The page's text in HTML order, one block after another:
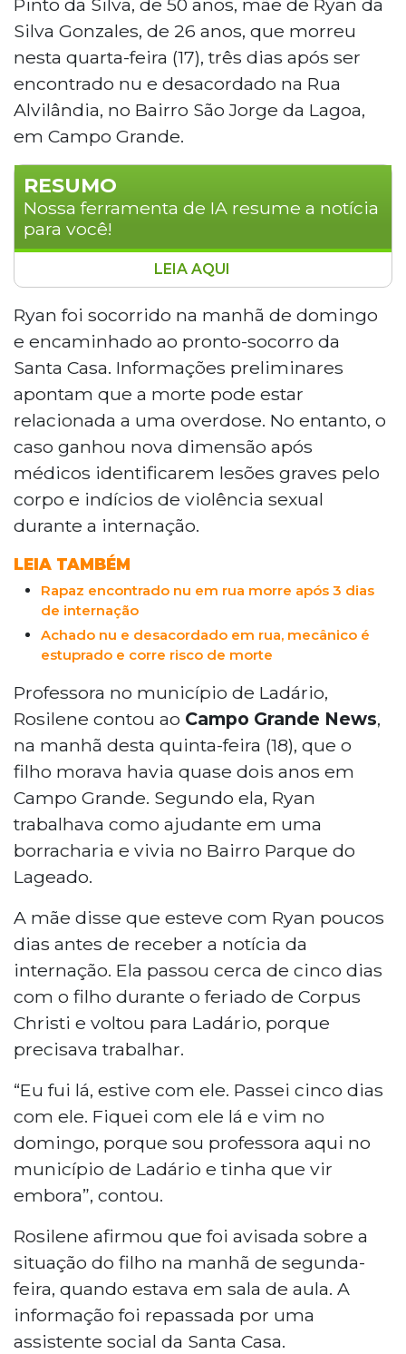
Silva Gonzales, de 26 anos, que morreu
nesta quarta-feira (17), três dias após ser
encontrado nu e desacordado na Rua
Alvilândia, no Bairro São Jorge da Lagoa,
em Campo Grande.
RESUMO
Nossa ferramenta de IA resume a notícia
para você!
Ryan da Silva Gonzales, de 26 anos,
morreu na quarta-feira (17) após três dias
internado na Santa Casa de Campo
Grande. Ele foi encontrado nu e
desacordado na Rua Alvilândia, no Bairro
São Jorge da Lagoa. Exames apontaram
lesões graves e indícios de violência
sexual. A mãe, Rosilene Silva, de 50 anos,
cobra justiça e pretende entregar o
celular do filho à polícia. O caso é
investigado pela 6ª Delegacia de Polícia
Civil.
LEIA AQUI
Ryan foi socorrido na manhã de domingo
e encaminhado ao pronto-socorro da
Santa Casa. Informações preliminares
apontam que a morte pode estar
relacionada a uma overdose. No entanto, o
caso ganhou nova dimensão após
médicos identificarem lesões graves pelo
corpo e indícios de violência sexual
durante a internação.
LEIA TAMBÉM
Rapaz encontrado nu em rua morre após 3 dias
de internação
Achado nu e desacordado em rua, mecânico é
estuprado e corre risco de morte
Professora no município de Ladário,
Rosilene contou ao Campo Grande News,
na manhã desta quinta-feira (18), que o
filho morava havia quase dois anos em
Campo Grande. Segundo ela, Ryan
trabalhava como ajudante em uma
borracharia e vivia no Bairro Parque do
Lageado.
A mãe disse que esteve com Ryan poucos
dias antes de receber a notícia da
internação. Ela passou cerca de cinco dias
com o filho durante o feriado de Corpus
Christi e voltou para Ladário, porque
precisava trabalhar.
“Eu fui lá, estive com ele. Passei cinco dias
com ele. Fiquei com ele lá e vim no
domingo, porque sou professora aqui no
município de Ladário e tinha que vir
embora”, contou.
Rosilene afirmou que foi avisada sobre a
situação do filho na manhã de segunda-
feira, quando estava em sala de aula. A
informação foi repassada por uma
assistente social da Santa Casa.